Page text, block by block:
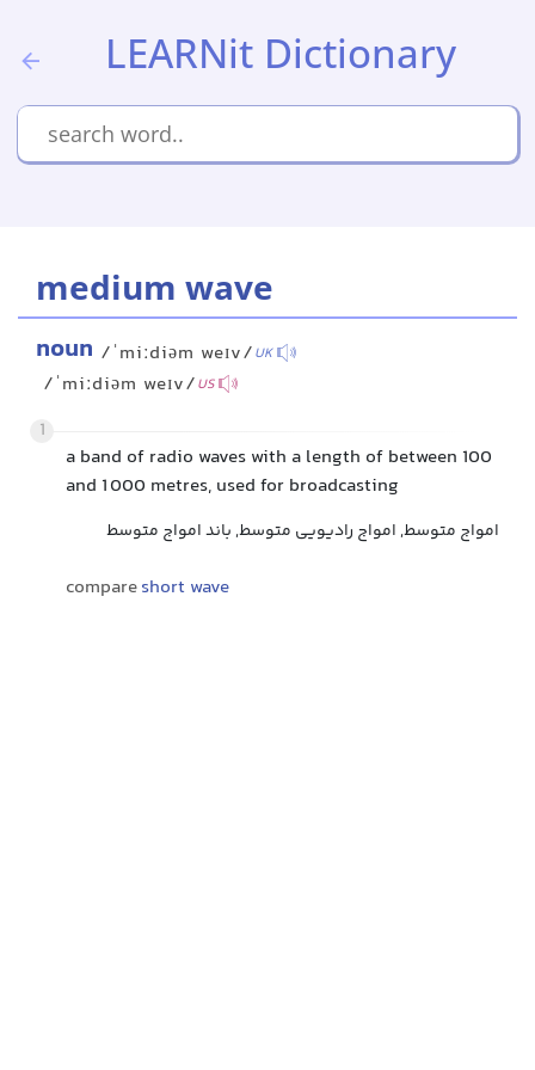
LEARNit Dictionary
medium wave
noun /ˈmiːdiəm weɪv/UK
/ˈmiːdiəm weɪv/US
1
a band of radio waves with a length of between 100
and 1 000 metres, used for broadcasting
امواج متوسط, امواج رادیویی متوسط, باند امواج متوسط
compareshort wave